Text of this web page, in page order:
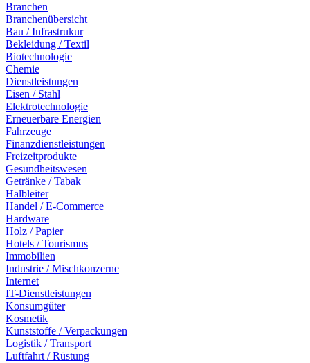
Branchen
Branchenübersicht
Bau / Infrastrukur
Bekleidung / Textil
Biotechnologie
Chemie
Dienstleistungen
Eisen / Stahl
Elektrotechnologie
Erneuerbare Energien
Fahrzeuge
Finanzdienstleistungen
Freizeitprodukte
Gesundheitswesen
Getränke / Tabak
Halbleiter
Handel / E-Commerce
Hardware
Holz / Papier
Hotels / Tourismus
Immobilien
Industrie / Mischkonzerne
Internet
IT-Dienstleistungen
Konsumgüter
Kosmetik
Kunststoffe / Verpackungen
Logistik / Transport
Luftfahrt / Rüstung